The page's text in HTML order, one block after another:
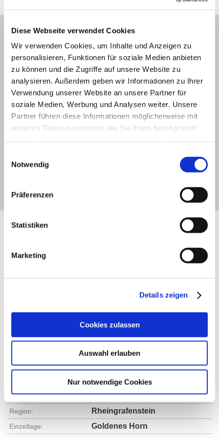
Diese Webseite verwendet Cookies
Wir verwenden Cookies, um Inhalte und Anzeigen zu
personalisieren, Funktionen für soziale Medien anbieten
zu können und die Zugriffe auf unsere Website zu
analysieren. Außerdem geben wir Informationen zu Ihrer
Verwendung unserer Website an unsere Partner für
soziale Medien, Werbung und Analysen weiter. Unsere
Partner führen diese Informationen möglicherweise mit
weiteren Daten zusammen, die Sie ihnen bereitgestellt
Notwendig
Präferenzen
Statistiken
Marketing
Details zeigen
Cookies zulassen
Auswahl erlauben
Nur notwendige Cookies
Rebfläche:75 Hektar
Siefersheim
Meereshöhe:160-240 m
Exposition: Nordost
Bereich: Bingen
Region: Rheingrafenstein
Einzellage: Goldenes Horn